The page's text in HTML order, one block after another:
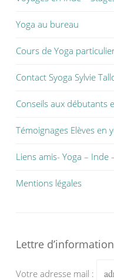
Yoga au bureau
Cours de Yoga
Contact Syoga Sylvie
Conseils aux débutants
Témoignages Elèves en
Liens amis- Yoga – Inde
Mentions légales
Lettre d’information
Votre adresse mail :